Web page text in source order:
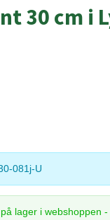
30 cm i
081j-U
på lager i webshoppen -